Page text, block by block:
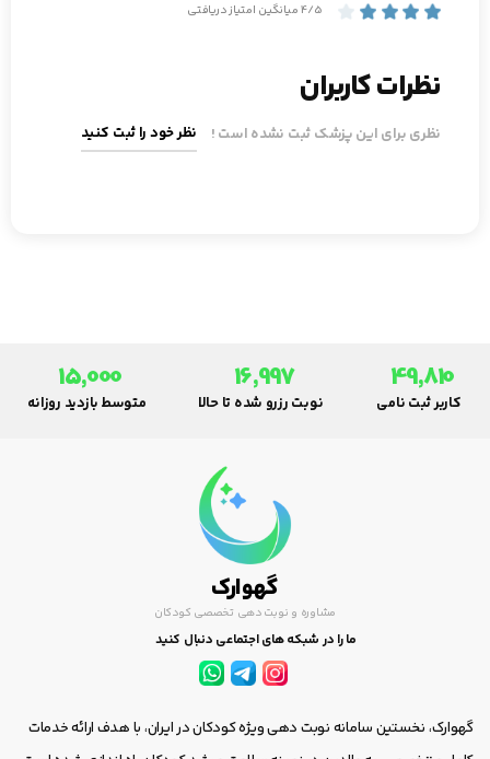
4/5 میانگین امتیاز دریافتی
نظرات کاربران
نظری برای این پزشک ثبت نشده است ! نظر خود را ثبت کنید
49,810
کاربر ثبت نامی
16,997
نوبت رزرو شده تا حالا
15,000
متوسط بازدید روزانه
گهوارک
مشاوره و نوبت دهی تخصصی کودکان
ما را در شبکه های اجتماعی دنبال کنید
گهوارک، نخستین سامانه نوبت دهی ویژه کودکان در ایران، با هدف ارائه خدمات